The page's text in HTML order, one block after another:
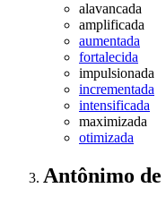
alavancada
amplificada
aumentada
fortalecida
impulsionada
incrementada
intensificada
maximizada
otimizada
Antônimo de